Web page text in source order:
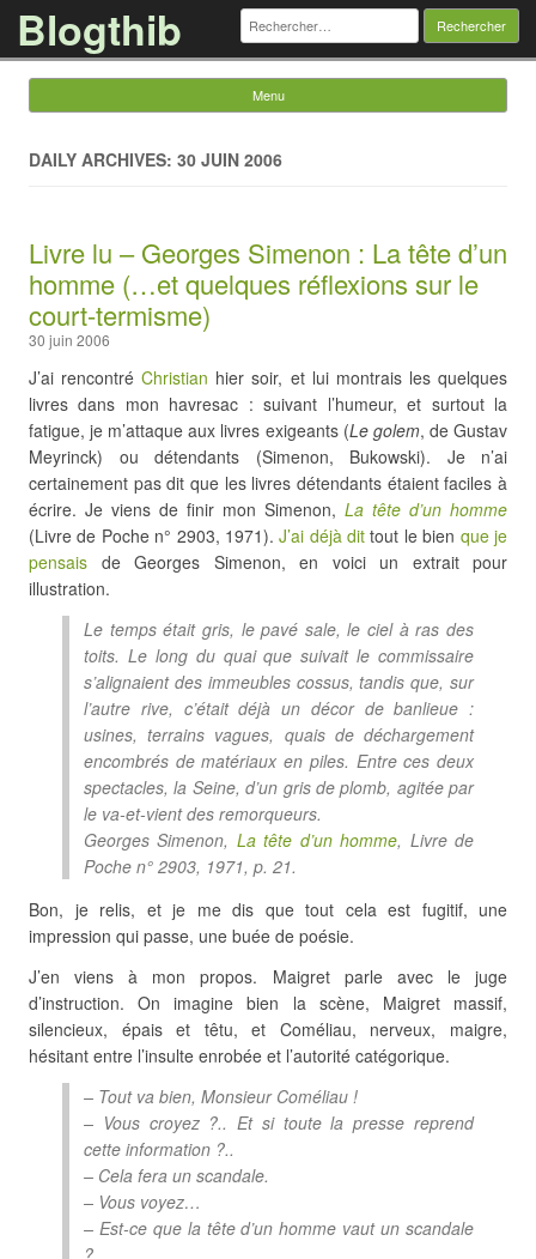
Blogthib Rechercher :
Menu
DAILY ARCHIVES: 30 JUIN 2006
Livre lu – Georges Simenon : La tête d’un
homme (…et quelques réflexions sur le
court-termisme)
30 juin 2006
J’ai rencontréChristian hier soir, et lui montrais les quelques
livres dans mon havresac : suivant l’humeur, et surtout la
fatigue, je m’attaque aux livres exigeants (Le golem, de Gustav
Meyrinck) ou détendants (Simenon, Bukowski). Je n’ai
certainement pas dit que les livres détendants étaient faciles à
écrire. Je viens de finir mon Simenon, La tête d’un homme
(Livre de Poche n° 2903, 1971).J’ai déjà dit tout le bien que je
pensais de Georges Simenon, en voici un extrait pour
illustration.
Le temps était gris, le pavé sale, le ciel à ras des
toits. Le long du quai que suivait le commissaire
s’alignaient des immeubles cossus, tandis que, sur
l’autre rive, c’était déjà un décor de banlieue :
usines, terrains vagues, quais de déchargement
encombrés de matériaux en piles. Entre ces deux
spectacles, la Seine, d’un gris de plomb, agitée par
le va-et-vient des remorqueurs.
Georges Simenon, La tête d’un homme, Livre de
Poche n° 2903, 1971, p. 21.
Bon, je relis, et je me dis que tout cela est fugitif, une
impression qui passe, une buée de poésie.
J’en viens à mon propos. Maigret parle avec le juge
d’instruction. On imagine bien la scène, Maigret massif,
silencieux, épais et têtu, et Coméliau, nerveux, maigre,
hésitant entre l’insulte enrobée et l’autorité catégorique.
– Tout va bien, Monsieur Coméliau !
– Vous croyez ?.. Et si toute la presse reprend
cette information ?..
– Cela fera un scandale.
– Vous voyez…
– Est-ce que la tête d’un homme vaut un scandale
?